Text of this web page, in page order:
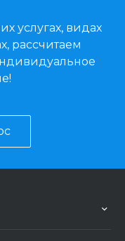
услугах, видах
рассчитаем